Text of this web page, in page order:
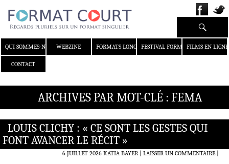
QUI SOMMES-NOUS ?WEBZINE FORMATS LONGS FESTIVAL FORMAT COURT
FILMS EN LIGNE
CONTACT
Recherche
ARCHIVES PAR MOT-CLÉ : FEMA
LOUIS CLICHY : « CE SONT LES GESTES QUI
FONT AVANCER LE RÉCIT »
6 JUILLET 2026 KATIA BAYER LAISSER UN COMMENTAIRE|